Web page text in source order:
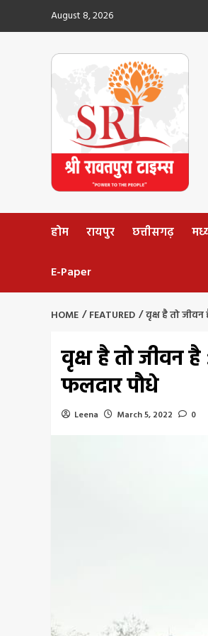
August 8, 2026
होम रायपुर छत्तीसगढ़
E-Paper
HOME FEATURED वृक्ष है तो
वृक्ष है तो जीवन है
फलदार पौधे
Leena March 5, 2022 0